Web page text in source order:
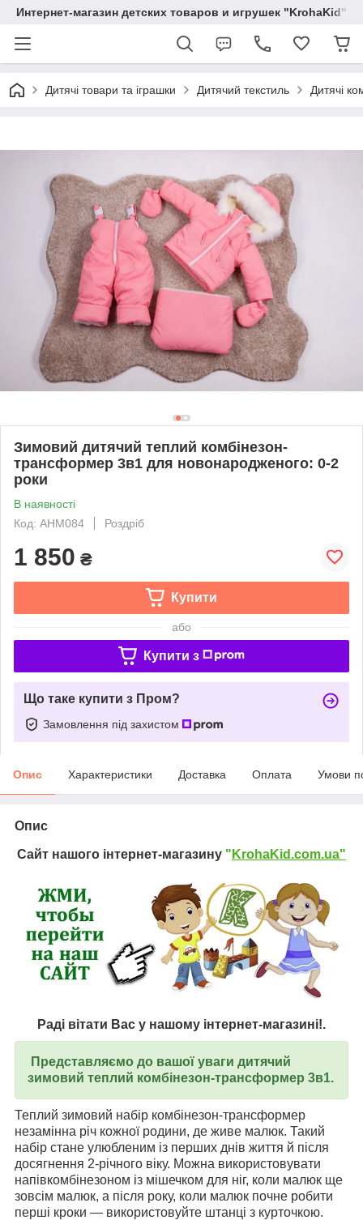
Интернет-магазин детских товаров и игрушек "KrohaKid"
Дитячі товари та іграшки Дитячий текстиль Дитячі
Зимовий дитячий теплий комбінезон-
трансформер 3в1 для новонародженого: 0-2
роки
В наявності
Код: AНM084
Роздріб
1 850 ₴
Купити
або
Купити з
Що таке купити з Пром?
Замовлення під захистом
Опис Характеристики Доставка Оплата Умови
Опис
Сайт нашого інтернет-магазину " KrohaKid.com.ua"
Раді вітати Вас у нашому інтернет-магазині!.
Представляємо до вашої уваги дитячий
зимовий теплий комбінезон-трансформер 3в1.
Теплий зимовий набір комбінезон-трансформер
незамінна річ кожної родини, де живе малюк. Такий
набір стане улюбленим із перших днів життя й після
досягнення 2-річного віку. Можна використовувати
напівкомбінезоном із мішечком для ніг, коли малюк ще
зовсім малюк, а після року, коли малюк почне робити
перші кроки — використовуйте штанці з курточкою.